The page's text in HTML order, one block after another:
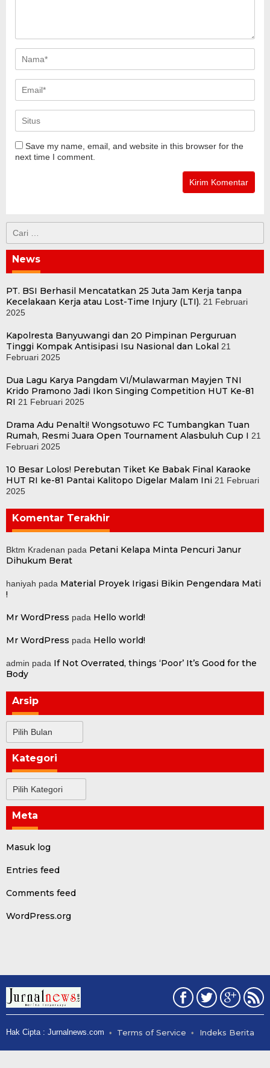
Save my name, email, and website in this browser for the
next time I comment.
untuk:
News
PT. BSI Berhasil Mencatatkan 25 Juta Jam Kerja tanpa
Kecelakaan Kerja atau Lost-Time Injury (LTI). 21 Februari
2025
Kapolresta Banyuwangi dan 20 Pimpinan Perguruan
Tinggi Kompak Antisipasi Isu Nasional dan Lokal 21
Februari 2025
Dua Lagu Karya Pangdam VI/Mulawarman Mayjen TNI
Krido Pramono Jadi Ikon Singing Competition HUT Ke-81
RI 21 Februari 2025
Drama Adu Penalti! Wongsotuwo FC Tumbangkan Tuan
Rumah, Resmi Juara Open Tournament Alasbuluh Cup I 21
Februari 2025
10 Besar Lolos! Perebutan Tiket Ke Babak Final Karaoke
HUT RI ke-81 Pantai Kalitopo Digelar Malam Ini 21 Februari
2025
Komentar Terakhir
Bktm Kradenan pada Petani Kelapa Minta Pencuri Janur
Dihukum Berat
haniyah pada Material Proyek Irigasi Bikin Pengendara Mati
!
Mr WordPress pada Hello world!
Mr WordPress pada Hello world!
admin pada If Not Overrated, things ‘Poor’ It’s Good for the
Body
Arsip
Kategori
Meta
Masuk log
Entries feed
Comments feed
WordPress.org
Hak Cipta : Jurnalnews.com Terms of Service Indeks Berita